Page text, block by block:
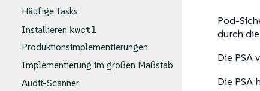
Häufige Tasks
Installieren kwctl
Produktionsimplementierungen
Implementierung im großen Maßstab
Audit-Scanner
Pod-
durch die
Die PSA
Die PSA